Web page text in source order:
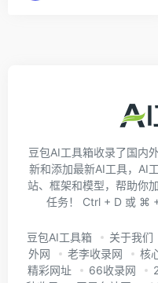
豆包AI工具箱收录了国内
新和添加最新AI工具，AI
站、框架和模型，帮助你
任务！ Ctrl + D 或 ⌘ +
豆包AI工具箱 关于我们
外网
老李收录网 核
精彩网址
66收录网